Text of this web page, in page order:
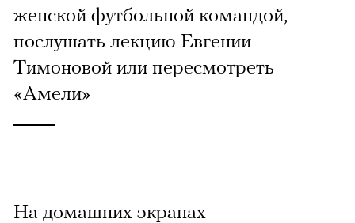
женской футбольной командой,
послушать лекцию Евгении
Тимоновой или пересмотреть
«Амели»
На домашних экранах